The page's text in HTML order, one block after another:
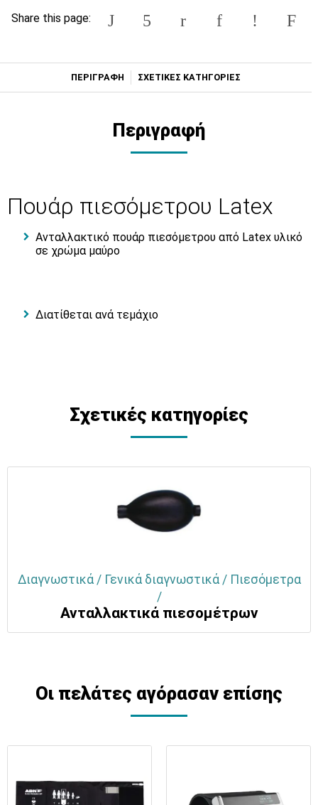
Share this page:
ΠΕΡΙΓΡΑΦΗ ΣΧΕΤΙΚΕΣ ΚΑΤΗΓΟΡΙΕΣ
Περιγραφή
Πουάρ πιεσόμετρου Latex
Ανταλλακτικό πουάρ πιεσόμετρου από Latex υλικό
σε χρώμα μαύρο
Διατίθεται ανά τεμάχιο
Σχετικές κατηγορίες
Διαγνωστικά / Γενικά διαγνωστικά / Πιεσόμετρα
/
Ανταλλακτικά πιεσομέτρων
Οι πελάτες αγόρασαν επίσης